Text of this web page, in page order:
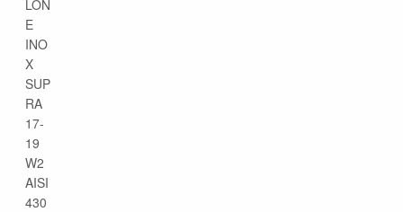
LON
E
INO
X
SUP
RA
17-
19
W2
AISI
430